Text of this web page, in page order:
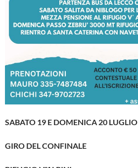
SABATO 19 E DOMENICA 20 LUGLIO
GIRO DEL CONFINALE